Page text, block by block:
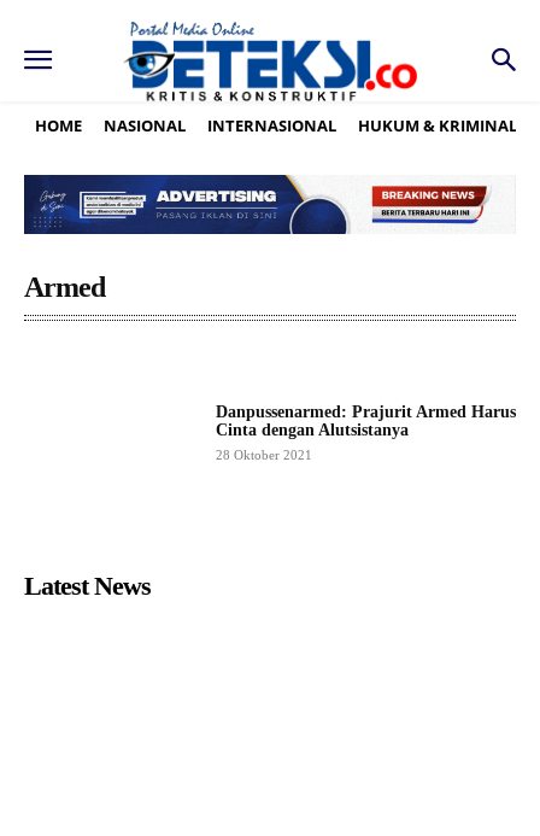
HOME NASIONAL INTERNASIONAL HUKUM & KRIMINAL
Armed
Danpussenarmed: Prajurit Armed Harus
Cinta dengan Alutsistanya
28 Oktober 2021
Latest News